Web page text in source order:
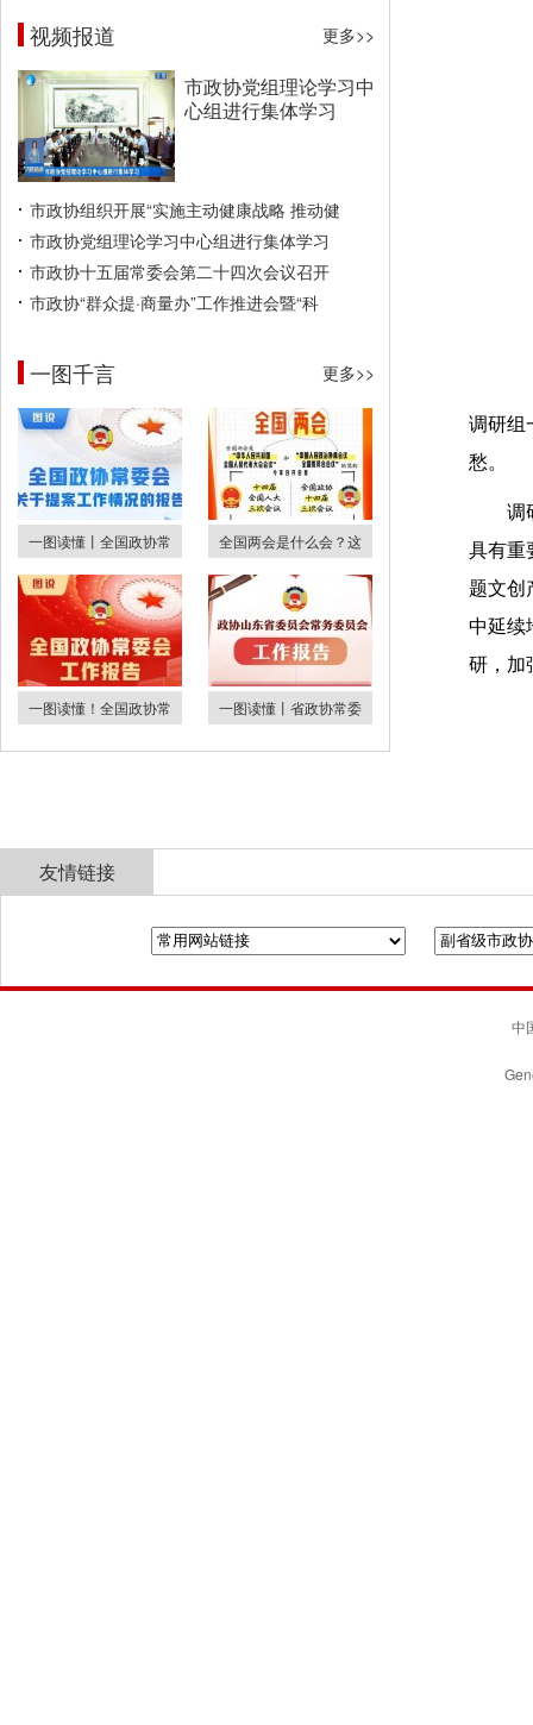
视频报道 更多>>
市政协党组理论学习中
心组进行集体学习
市政协组织开展“实施主动健康战略 推动健
市政协党组理论学习中心组进行集体学习
市政协十五届常委会第二十四次会议召开
市政协“群众提·商量办”工作推进会暨“科
一图千言 更多>>
一图读懂丨全国政协常 全国两会是什么会？这
一图读懂！全国政协常 一图读懂丨省政协常委
调研组
愁。
调
具有重
题文创
中延续
研，加
友情链接
中